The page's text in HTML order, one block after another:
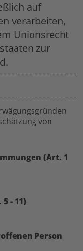
auf
verarbeiten,
Unionsrecht
zur
von
(Art. 1
- 11)
Person